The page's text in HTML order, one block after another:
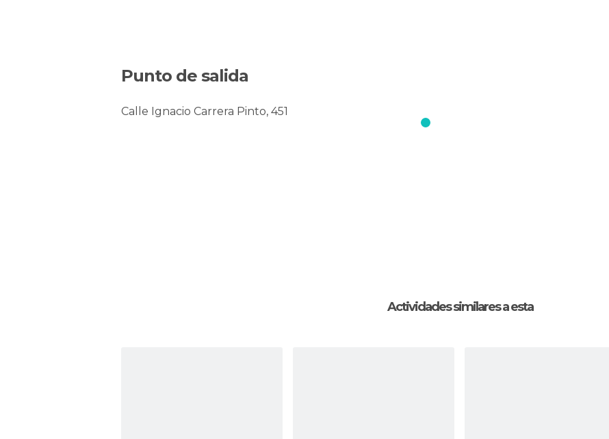
Punto de salida
Calle Ignacio Carrera Pinto, 451
Actividades similares a esta